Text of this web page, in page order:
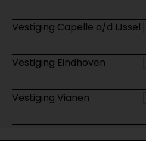
Vestiging Capelle a/d IJssel
Vestiging Eindhoven
Vestiging Vianen